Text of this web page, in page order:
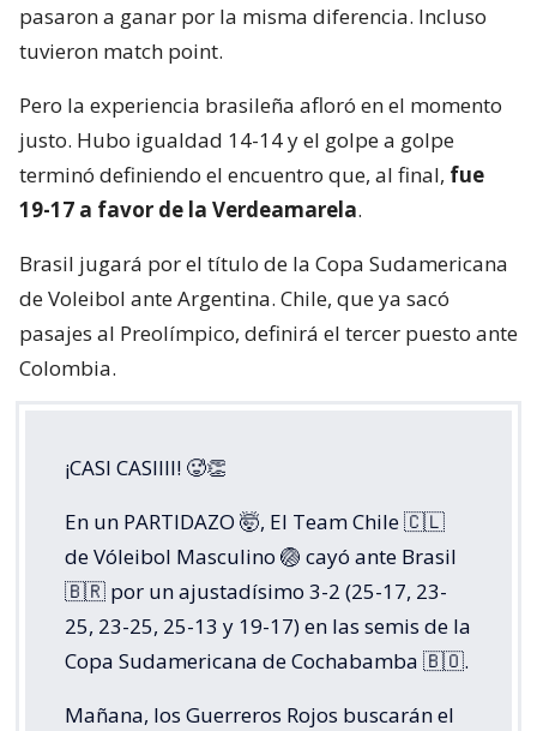
pasaron a ganar por la misma diferencia. Incluso
tuvieron match point.
Pero la experiencia brasileña afloró en el momento
justo. Hubo igualdad 14-14 y el golpe a golpe
terminó definiendo el encuentro que, al final, fue
19-17 a favor de la Verdeamarela.
Brasil jugará por el título de la Copa Sudamericana
de Voleibol ante Argentina. Chile, que ya sacó
pasajes al Preolímpico, definirá el tercer puesto ante
Colombia.
¡CASI CASIIII! 🥵👏
En un PARTIDAZO 🤯, El Team Chile 🇨🇱
de Vóleibol Masculino 🏐 cayó ante Brasil
🇧🇷 por un ajustadísimo 3-2 (25-17, 23-
25, 23-25, 25-13 y 19-17) en las semis de la
Copa Sudamericana de Cochabamba 🇧🇴.
Mañana, los Guerreros Rojos buscarán el